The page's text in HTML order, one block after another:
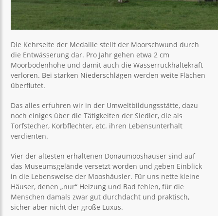
Die Kehrseite der Medaille stellt der Moorschwund durch
die Entwässerung dar. Pro Jahr gehen etwa 2 cm
Moorbodenhöhe und damit auch die Wasserrückhaltekraft
verloren. Bei starken Niederschlägen werden weite Flächen
überflutet.
Das alles erfuhren wir in der Umweltbildungsstätte, dazu
noch einiges über die Tätigkeiten der Siedler, die als
Torfstecher, Korbflechter, etc. ihren Lebensunterhalt
verdienten.
Vier der ältesten erhaltenen Donaumooshäuser sind auf
das Museumsgelände versetzt worden und geben Einblick
in die Lebensweise der Mooshäusler. Für uns nette kleine
Häuser, denen „nur“ Heizung und Bad fehlen, für die
Menschen damals zwar gut durchdacht und praktisch,
sicher aber nicht der große Luxus.